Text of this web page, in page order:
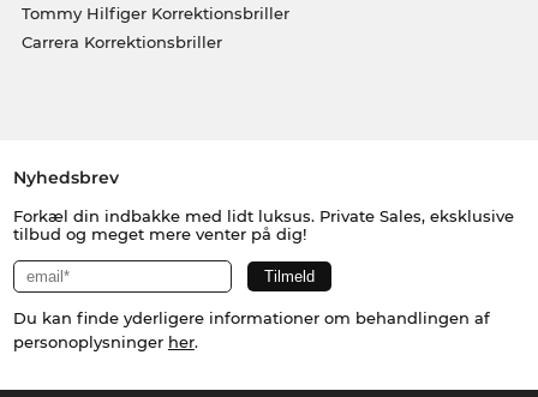
Tommy Hilfiger Korrektionsbriller
Carrera Korrektionsbriller
Nyhedsbrev
Forkæl din indbakke med lidt luksus. Private Sales, eksklusive
tilbud og meget mere venter på dig!
Du kan finde yderligere informationer om behandlingen af
personoplysninger her.